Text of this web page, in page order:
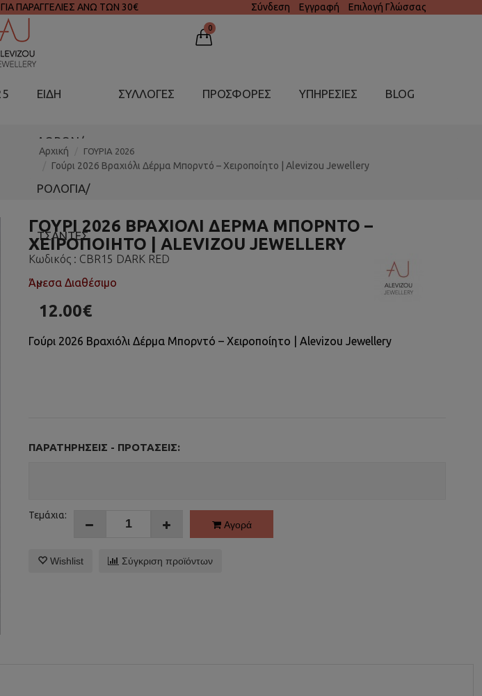
ΠΑΡΑΓΓΕΛΙΕΣ ΑΝΩ ΤΩΝ 30€ Σύνδεση Εγγραφή Επιλογή Γλώσσας
0
ΕΙΔΗ
ΔΩΡΩΝ/
ΡΟΛΟΓΙΑ/
ΤΣΑΝΤΕΣ
ΣΥΛΛΟΓΕΣ ΠΡΟΣΦΟΡΕΣ ΥΠΗΡΕΣΊΕΣ BLOG
Αρχική ΓΟΥΡΙΑ 2026
Γούρι 2026 Βραχιόλι Δέρμα Μπορντό – Χειροποίητο | Alevizou Jewellery
ΓΟΎΡΙ 2026 ΒΡΑΧΙΌΛΙ ΔΈΡΜΑ ΜΠΟΡΝΤΌ –
ΧΕΙΡΟΠΟΊΗΤΟ | ALEVIZOU JEWELLERY
Κωδικός : CBR15 DARK RED
Άμεσα Διαθέσιμο
12.00€
Γούρι 2026 Βραχιόλι Δέρμα Mπορντό – Χειροποίητο | Alevizou Jewellery
ΠΑΡΑΤΗΡΉΣΕΙΣ - ΠΡΟΤΆΣΕΙΣ:
Τεμάχια:
Αγορά
Wishlist Σύγκριση προϊόντων